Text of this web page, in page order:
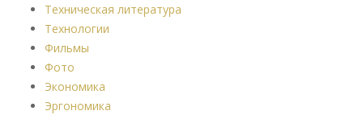
Техническая литература
Технологии
Фильмы
Фото
Экономика
Эргономика